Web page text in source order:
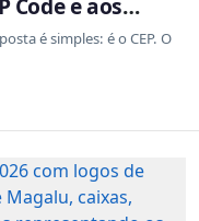
é simples: é o CEP. O